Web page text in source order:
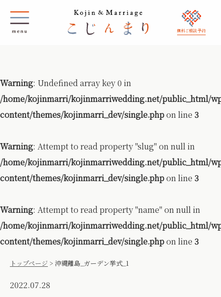
無料ご相談 予約
Warning: Undefined array key 0 in
/home/kojinmarri/kojinmarriwedding.net/public_html/
content/themes/kojinmarri_dev/single.phpon line 3
Warning: Attempt to read property "slug" on null in
/home/kojinmarri/kojinmarriwedding.net/public_html/
content/themes/kojinmarri_dev/single.phpon line 3
Warning: Attempt to read property "name" on null in
/home/kojinmarri/kojinmarriwedding.net/public_html/
content/themes/kojinmarri_dev/single.phpon line 3
トップページ > 沖縄離島_ガーデン挙式_1
2022.07.28